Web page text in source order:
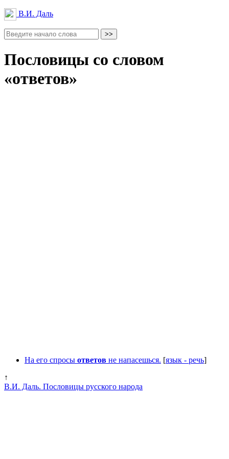
В.И. Даль
Пословицы со словом
«ответов»
На его спросы ответов не напасешься. [язык - речь]
↑
В.И. Даль. Пословицы русского народа